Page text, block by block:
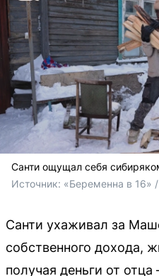
Санти ощущал себя
Источник: «Беременна в 16»
Санти ухаживал за
собственного дохода,
получая деньги от